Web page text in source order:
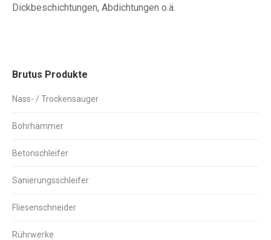
Dickbeschichtungen, Abdichtungen o.ä.
Brutus Produkte
Nass- / Trockensauger
Bohrhammer
Betonschleifer
Sanierungsschleifer
Fliesenschneider
Rührwerke